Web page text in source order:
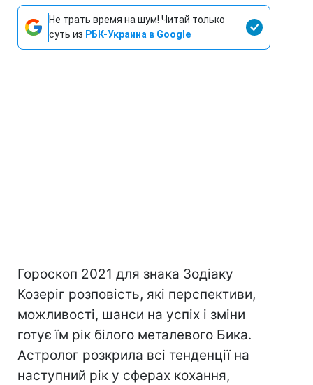
Не трать время на шум! Читай только
суть из РБК-Украина в Google
Гороскоп 2021 для знака Зодіаку
Козеріг розповість, які перспективи,
можливості, шанси на успіх і зміни
готує їм рік білого металевого Бика.
Астролог розкрила всі тенденції на
наступний рік у сферах кохання,